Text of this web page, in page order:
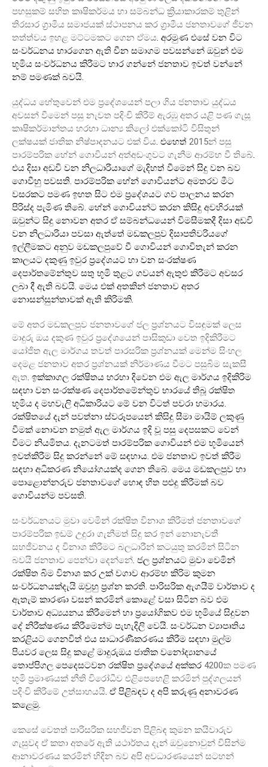
පහසුකම් සහිත කෘෂිකර්මය හා සම්බන්ධ ක්‍රියාකාරකම් තුළින්
තිරසාර ග්‍රාමීය සමාජයක් ස්ථාපනය කර ග්‍රාමීය ජනතාවගේ ජීවන
තත්ත්වය ඉහළ මට්ටමකට ගෙන ඒමය. අරමුණ එසේ වන විට
සංවර්ධනය භාරගෙන ඇති චීන සමාගම පවසන්නේ ඔවුන් එම
භූමිය සංවර්ධනය කිරීමට භාර ගන්නේ ජනතාව ඉවත් වන්නේ
නම් පමණක් බවයි.
යුද්ධය හේතුවෙන් එම ප්‍රදේශයෙන් පලා ගිය ජනතාව යුද්ධය
අවසන් වීමෙන් පසු නැවත පදිංචි කිරීම් ඇරඹු අතර යළි පණ ගැසූ
කෘෂිකර්මාන්තය හරහා ධාන්‍ය කිලෝ එක්කෝටි විසිතුන්
ලක්ෂයක් ජාතික නිෂ්පාදනයට එක් විය. එහෙත් 2015න් පසු
පාරම්පරික හේන් ගොවියන් අත්අඩංගුවට ගැනීම ආරම්භ වී තිබේ.
එය දිසා අඩවි වන නිලධාරියාගේ මැදිහත් වීමෙන් සිදු වන බව
ගොවීහු පවසති. පාරම්පරික හේන් ගොවියන්ට අමතරව මීට
වසරකට පමණ ඉහත සිට එම ප්‍රදේශයට ගව පාලනය කරන
පිරිස්ද පැමිණ තිබේ. හේන් ගොවියන්ට කරන කිසිදු අවහිරයක්
ඔවුන්ට සිදු නොවන අතර ඒ සම්බන්ධයෙන් විමසීමකදී දිසා අඩවි
වන නිලධාරියා පවසා ඇත්තේ මඩකලපුව දිසාපතිවරියගේ
ඉල්ලීමකට අනුව මඩකලපුවේ වී ගොවියන් ගොවිතැන් කරන
කාලයට දකුණු ඉවුර ප්‍රදේශයට හා වන සංරක්ෂණ
දෙපාර්තමේන්තුව සතු භූමි තුළට ගවයන් ඇතුළු කිරීමට අවසර
ලබා දී ඇති බවයි. මෙය එක් අතකින් ජනතාව අතර
නොසන්සුන්තාවක් ඇති කිරිමකි.
මේ අතර මඩකලපුව ජනතාවගේ ජල ප්‍රශ්නයට විසඳුමක් ලෙස
මාදුරු ඔය දකුණ ඉවුර ප්‍රදේශයෙන් පාසිකුඩා වෙත ඉදිකිරීමට
යෝජිත ඇල මාර්ගය තවත් පාරසරික ප්‍රශ්නයක් මෙන්ම සිංහල
දෙමළ ජනතාව අතර ප්‍රශ්නයක් නිර්මාණය වීමට පසුබිම සැකසී
ඇත. ඉක්කාගල රක්ෂිතය හරහා දිවෙන එම ඇල මාර්ගය ඉදිකිරිම
සඳහා වන සංරක්ෂණ දෙපාර්තමේන්තුව භාරයේ තිබූ රක්ෂිත
භූමිය ද මහවැලි අධිකාරියට මේ වන විටත් පවරා හමාරය.
රක්ෂිතයේ දැන් පවත්නා ස්වරූපයෙන් කිසිදු සීමා මායිම් ලකුණු
වීමක් නොවන නමුත් ඇල මාර්ගය ඉදි වූ පසු දෙපසකට වෙන්
වීමට නියමිතය. දැනටමත් පාරම්පරික ගොවියන් එම භූමියෙන්
ඉවත්කිරීම සිදු කරන්නේ මේ සඳහාය. එම ජනතාව ඉවත් කිරීම
සඳහා අධිකරණ නියෝගයක්ද ගෙන තිබේ. මෙය මඩකලපුව හා
පොළොන්නරුව ජනතාවගේ හොඳ හිත පළුදු කිරීමක් බව
ගොවියන්ම පවසති.
සංවර්ධනයට මුවා වෙමින් රක්ෂිත විනාශ කිරීමත් ජනතාවගේ
පාරම්පරික ඉඩම් උදුරා ගැනීමත් සිදු කර ඉන් නොනැවතී
සහජීවනය ද විනාශ කිරීමට බලධාරීන් කටයුතු කරමින් සිටින
බවයි ජනතාව පෙන්වා දෙන්නේ. ජල ප්‍රශ්නයට මුවා වෙමින්
රක්ෂිත බිම විනාශ කර උක් වගාව ආරම්භ කිරිම කුමන
සංවර්ධනයක්දැයි ඔවුහු ප්‍රශ්න කරති. පාරිසරික ඇගයීම් වාර්තාව ද
ඇතැම් කාරණා වසන් කරමින් කොළේ වසා සිටින බව එම
වාර්තාව අධ්‍යයනය කිරීමෙන් හා ප්‍රයෝගිකව එම භූමියේ සිදුවන
දේ නිරීක්ෂණය කිරීමෙන්ම පැහැදිලි වෙයි. සංවර්ධන ව්‍යාපෘතිය
කරළියට ගෙනවිත් එය සාධාරණීකරණය කිරීම සඳහා මුල්ම
පියවර ලෙස සිදු කළේ මාදුරුඔය ජාතික වනෝද්‍යානයේ
තොප්පිගල පෙදෙසටවන රක්ෂිත ප්‍රදේශයේ අක්කර 4200ක පමණ
භූමි ප්‍රමාණයක් නීති විරෝධීව එළිපෙහෙළි කරමින් පුද්ගලයන්
පදිංචි කිරීමේ උත්සාහයයි. ඒ පිළිබඳව ද අපි කරුණු අනාවරණ
කළෙමු.
කෙසේ වෙතත් පාරිසරික සහජීවන පිළිබඳ කුමන කයිවාරුව
ගැසුවද ඒ කතා අතරේ ඇති යථාර්තය දැන් ඔවුනොවුන් විසින්ම
ආනාවරණය කරමින් හිදින බව අපි අවධාරණයෙන් සටහන්